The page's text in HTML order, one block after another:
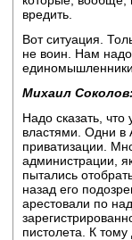
вредить.
Вот ситуация.
не воин. Нам надо
Михаил
Надо сказать,
властями. Одни в
приватизации.
администрации,
пытались
назад его
арестовали по
пистолета. К